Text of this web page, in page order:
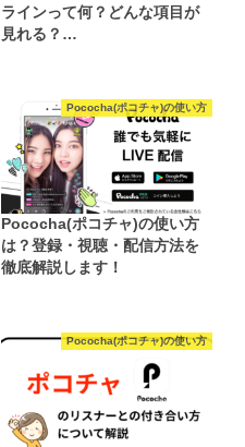
ラインって何？どんな項目が
見れる？…
Pococha(ポコチャ)の使い方
Pococha(ポコチャ)の使い方
は？登録・視聴・配信方法を
徹底解説します！
Pococha(ポコチャ)の使い方